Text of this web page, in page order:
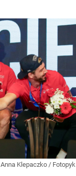
Anna Klepaczko / Fotopyk